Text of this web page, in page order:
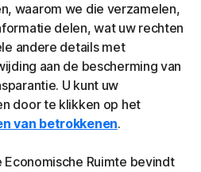
waarom we die verzamelen,
delen, wat uw rechten
andere details met
aan de bescherming van
U kunt uw
door te klikken op het
van betrokkenen.
Economische Ruimte bevindt